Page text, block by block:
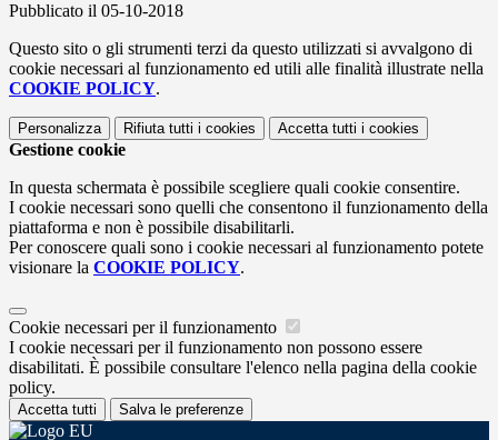
Pubblicato il 05-10-2018
Questo sito o gli strumenti terzi da questo utilizzati si avvalgono di
cookie necessari al funzionamento ed utili alle finalità illustrate nella
COOKIE POLICY.
Personalizza Rifiuta tutti i cookies Accetta tutti i cookies
Gestione cookie
In questa schermata è possibile scegliere quali cookie consentire.
I cookie necessari sono quelli che consentono il funzionamento della
piattaforma e non è possibile disabilitarli.
Per conoscere quali sono i cookie necessari al funzionamento potete
visionare la COOKIE POLICY.
Cookie necessari per il funzionamento
I cookie necessari per il funzionamento non possono essere
disabilitati. È possibile consultare l'elenco nella pagina della cookie
policy.
Accetta tutti Salva le preferenze